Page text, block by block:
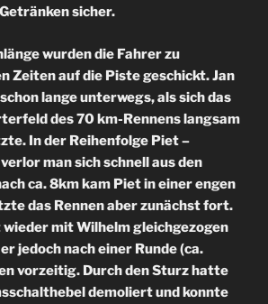
sicher.
wurden die Fahrer zu
Zeiten auf die Piste geschickt. Jan
lange unterwegs, als sich das
des 70 km-Rennens langsam
In der Reihenfolge Piet –
man sich schnell aus den
ca. 8km kam Piet in einer engen
das Rennen aber zunächst fort.
wieder mit Wilhelm gleichgezogen
jedoch nach einer Runde (ca.
vorzeitig. Durch den Sturz hatte
demoliert und konnte